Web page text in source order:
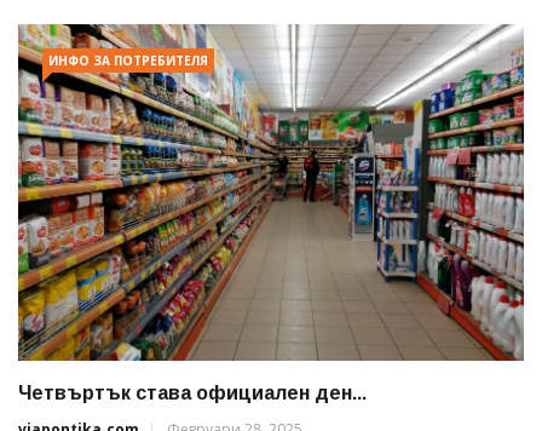
ИНФО ЗА ПОТРЕБИТЕЛЯ
Четвъртък става официален ден...